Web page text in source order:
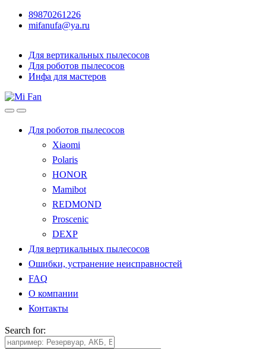
89870261226
mifanufa@ya.ru
Для вертикальных пылесосов
Для роботов пылесосов
Инфа для мастеров
Для роботов пылесосов
Xiaomi
Polaris
HONOR
Mamibot
REDMOND
Proscenic
DEXP
Для вертикальных пылесосов
Ошибки, устранение неисправностей
FAQ
О компании
Контакты
Search for: